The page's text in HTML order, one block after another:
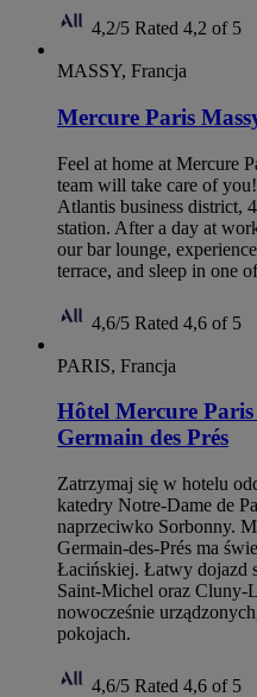
4,2/5 Rated 4,2 of 5
MASSY, Francja
Mercure Paris
Feel at home at Mercure
team will take care of
Atlantis business district,
station. After a day at
our bar lounge,
terrace, and sleep in one
4,6/5 Rated 4,6 of 5
PARIS, Francja
Hôtel Mercure
Germain des Prés
Zatrzymaj się w hotelu
katedry Notre-Dame de
naprzeciwko Sorbonny.
Germain-des-Prés ma
Łacińskiej. Łatwy dojazd
Saint-Michel oraz Cluny-
nowocześnie
pokojach.
4,6/5 Rated 4,6 of 5